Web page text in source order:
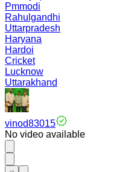
Pmmodi
Rahulgandhi
Uttarpradesh
Haryana
Hardoi
Cricket
Lucknow
Uttarakhand
vinod83015
No video available